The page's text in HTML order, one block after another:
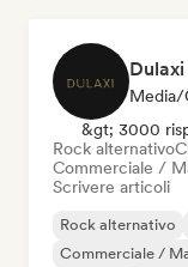
Dulaxi
Media/
&gt; 3000
Rock alternativo
Commerciale /
Scrivere articoli
Rock alternativo
Commerciale /